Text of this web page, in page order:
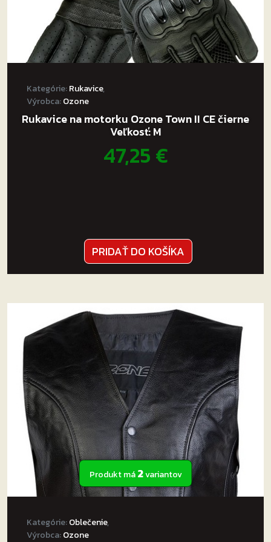
Kategórie:Rukavice,
Výrobca:Ozone
Rukavice na motorku Ozone Town II CE čierne
Veľkosť: M
47,25€
PRIDAŤ DO KOŠÍKA
Produkt má2variantov
Kategórie:Oblečenie,
Výrobca:Ozone